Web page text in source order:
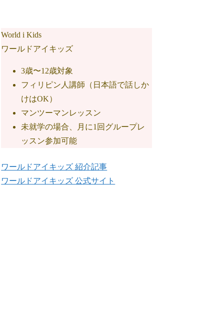
World i Kids
ワールドアイキッズ
3歳〜12歳対象
フィリピン人講師（日本語で話しか
けはOK）
マンツーマンレッスン
未就学の場合、月に1回グループレ
ッスン参加可能
ワールドアイキッズ 紹介記事
ワールドアイキッズ 公式サイト